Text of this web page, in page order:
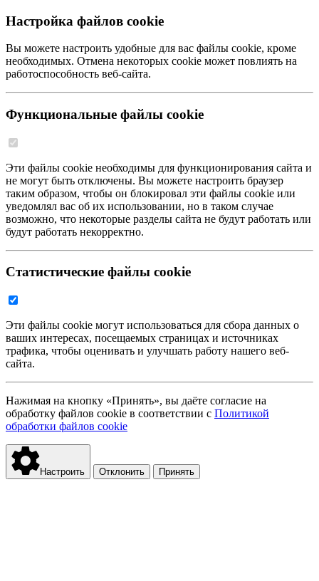
Настройка файлов cookie
Вы можете настроить удобные для вас файлы cookie, кроме
необходимых. Отмена некоторых cookie может повлиять на
работоспособность веб-сайта.
Функциональные файлы cookie
Эти файлы cookie необходимы для функционирования сайта и
не могут быть отключены. Вы можете настроить браузер
таким образом, чтобы он блокировал эти файлы cookie или
уведомлял вас об их использовании, но в таком случае
возможно, что некоторые разделы сайта не будут работать или
будут работать некорректно.
Статистические файлы cookie
Эти файлы cookie могут использоваться для сбора данных о
ваших интересах, посещаемых страницах и источниках
трафика, чтобы оценивать и улучшать работу нашего веб-
сайта.
Нажимая на кнопку «Принять», вы даёте согласие на
обработку файлов cookie в соответствии с Политикой
обработки файлов cookie
Настроить Отклонить Принять